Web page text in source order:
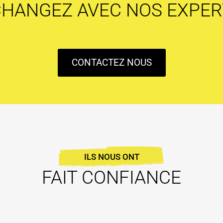
AVEC NOS
CONTACTEZ NOUS
ILS NOUS ONT
FAIT CONFIANCE